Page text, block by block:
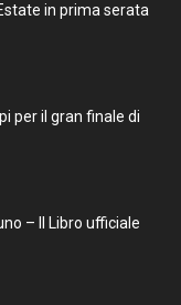
in prima serata
per il gran finale di
– Il Libro ufficiale